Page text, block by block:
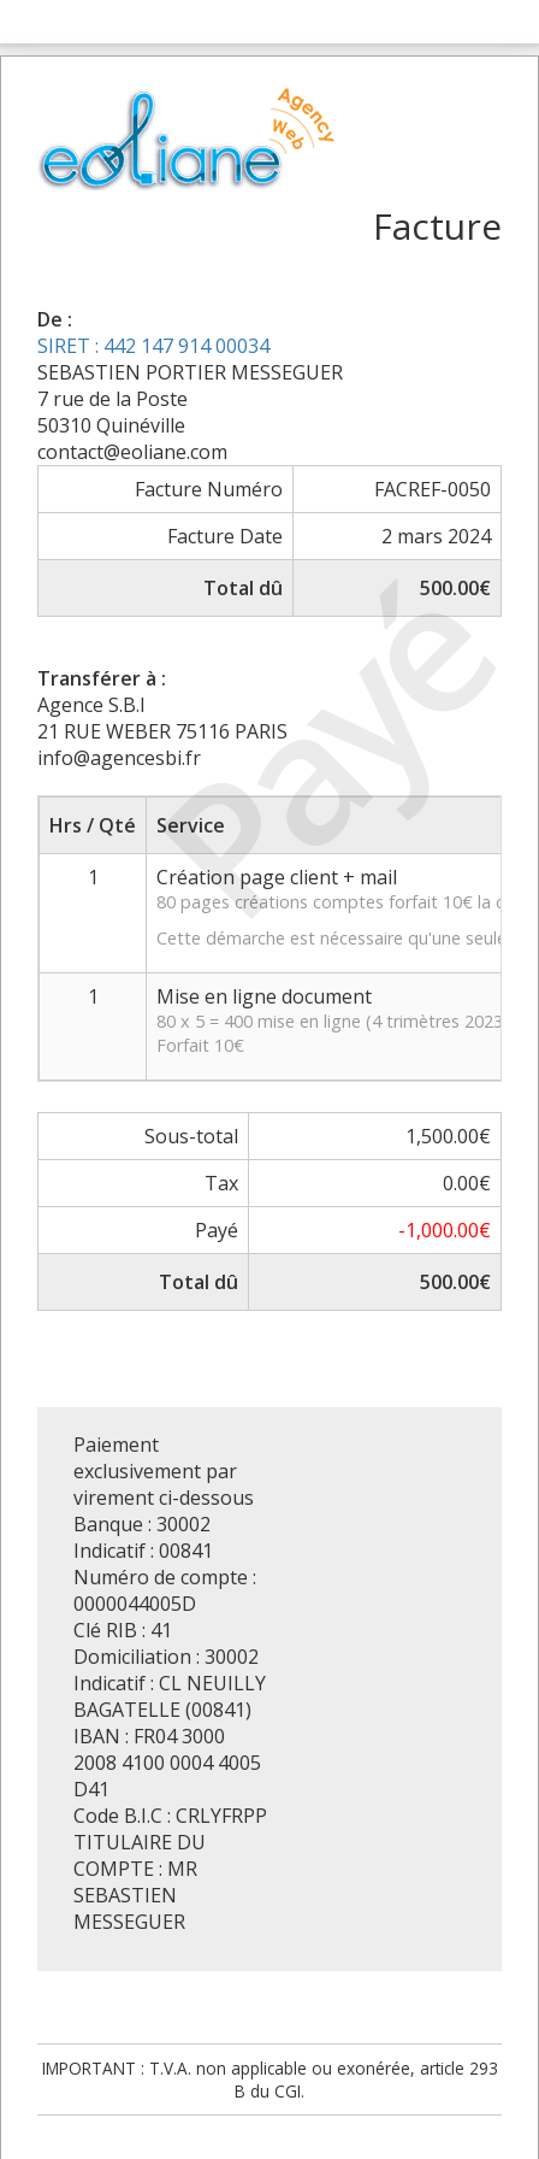
Payé
Facture
De :
SIRET : 442 147 914 00034
SEBASTIEN PORTIER MESSEGUER
7 rue de la Poste
50310 Quinéville
contact@eoliane.com
Facture Numéro
FACREF-0050
Facture Date
2 mars 2024
Total dû
500.00€
Transférer à :
Agence S.B.I
21 RUE WEBER 75116 PARIS
info@agencesbi.fr
Hrs / Qté
Service
1
Création page client + mail
80 pages créations comptes forfait 10€ la
Cette démarche est nécessaire qu'une seule
1 Mise en ligne document
80 x 5 = 400 mise en ligne (4 trimètres 2023 +
Forfait 10€
Sous-total
1,500.00€
Tax
0.00€
Payé
-1,000.00€
Total dû
500.00€
Paiement
exclusivement par
virement ci-dessous
Banque : 30002
Indicatif : 00841
Numéro de compte :
0000044005D
Clé RIB : 41
Domiciliation : 30002
Indicatif : CL NEUILLY
BAGATELLE (00841)
IBAN : FR04 3000
2008 4100 0004 4005
D41
Code B.I.C : CRLYFRPP
TITULAIRE DU
COMPTE : MR
SEBASTIEN
MESSEGUER
IMPORTANT : T.V.A. non applicable ou exonérée, article 293
B du CGI.